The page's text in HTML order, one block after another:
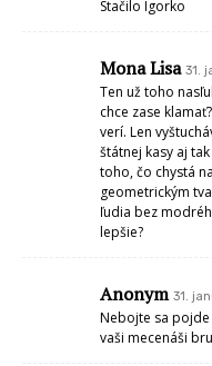
Stačilo Igorko
Mona Lisa 31.
Ten už toho
chce zase
verí. Len
štátnej kasy aj
toho, čo chystá
geometrickým
ľudia bez
lepšie?
Anonym 31.
Nebojte sa
vaši mecenáši